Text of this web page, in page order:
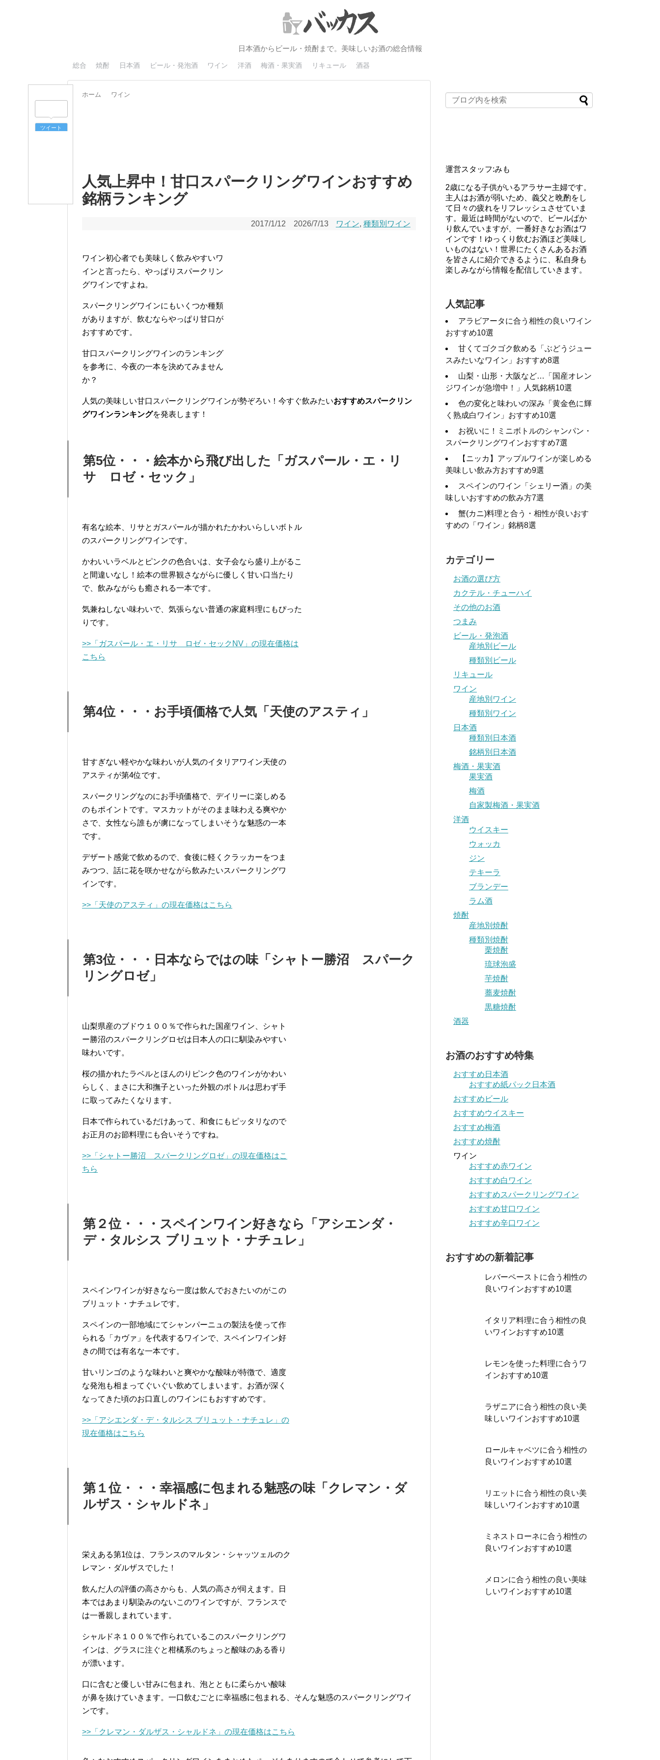
日本酒からビール・焼酎まで。美味しいお酒の総合情報
総合 焼酎 日本酒 ビール・発泡酒 ワイン 洋酒 梅酒・果実酒 リキュール 酒器
ホーム ワイン
ツイート
人気上昇中！甘口スパークリングワインおすすめ
銘柄ランキング
2017/1/12 2026/7/13 ワイン, 種類別ワイン
ワイン初心者でも美味しく飲みやすいワ
インと言ったら、やっぱりスパークリン
グワインですよね。
スパークリングワインにもいくつか種類
がありますが、飲むならやっぱり甘口が
おすすめです。
甘口スパークリングワインのランキング
を参考に、今夜の一本を決めてみません
か？
人気の美味しい甘口スパークリングワインが勢ぞろい！今すぐ飲みたいおすすめスパークリン
グワインランキングを発表します！
第5位・・・絵本から飛び出した「ガスパール・エ・リ
サ ロゼ・セック」
有名な絵本、リサとガスパールが描かれたかわいらしいボトル
のスパークリングワインです。
かわいいラベルとピンクの色合いは、女子会なら盛り上がるこ
と間違いなし！絵本の世界観さながらに優しく甘い口当たり
で、飲みながらも癒される一本です。
気兼ねしない味わいで、気張らない普通の家庭料理にもぴった
りです。
>>「ガスパール・エ・リサ ロゼ・セックNV」の現在価格は
こちら
第4位・・・お手頃価格で人気「天使のアスティ」
甘すぎない軽やかな味わいが人気のイタリアワイン天使の
アスティが第4位です。
スパークリングなのにお手頃価格で、デイリーに楽しめる
のもポイントです。マスカットがそのまま味わえる爽やか
さで、女性なら誰もが虜になってしまいそうな魅惑の一本
です。
デザート感覚で飲めるので、食後に軽くクラッカーをつま
みつつ、話に花を咲かせながら飲みたいスパークリングワ
インです。
>>「天使のアスティ」の現在価格はこちら
第3位・・・日本ならではの味「シャトー勝沼 スパーク
リングロゼ」
山梨県産のブドウ１００％で作られた国産ワイン、シャト
ー勝沼のスパークリングロゼは日本人の口に馴染みやすい
味わいです。
桜の描かれたラベルとほんのりピンク色のワインがかわい
らしく、まさに大和撫子といった外観のボトルは思わず手
に取ってみたくなります。
日本で作られているだけあって、和食にもピッタリなので
お正月のお節料理にも合いそうですね。
>>「シャトー勝沼 スパークリングロゼ」の現在価格はこ
ちら
第２位・・・スペインワイン好きなら「アシエンダ・
デ・タルシス ブリュット・ナチュレ」
スペインワインが好きなら一度は飲んでおきたいのがこの
ブリュット・ナチュレです。
スペインの一部地域にてシャンパーニュの製法を使って作
られる「カヴァ」を代表するワインで、スペインワイン好
きの間では有名な一本です。
甘いリンゴのような味わいと爽やかな酸味が特徴で、適度
な発泡も相まってぐいぐい飲めてしまいます。お酒が深く
なってきた頃のお口直しのワインにもおすすめです。
>>「アシエンダ・デ・タルシス ブリュット・ナチュレ」の
現在価格はこちら
第１位・・・幸福感に包まれる魅惑の味「クレマン・ダ
ルザス・シャルドネ」
栄えある第1位は、フランスのマルタン・シャッツェルのク
レマン・ダルザスでした！
飲んだ人の評価の高さからも、人気の高さが伺えます。日
本ではあまり馴染みのないこのワインですが、フランスで
は一番親しまれています。
シャルドネ１００％で作られているこのスパークリングワ
インは、グラスに注ぐと柑橘系のちょっと酸味のある香り
が漂います。
口に含むと優しい甘みに包まれ、泡とともに柔らかい酸味
が鼻を抜けていきます。一口飲むごとに幸福感に包まれる、そんな魅惑のスパークリングワイ
ンです。
>>「クレマン・ダルザス・シャルドネ」の現在価格はこちら
運営スタッフ:みも
2歳になる子供がいるアラサー主婦です。
主人はお酒が弱いため、義父と晩酌をし
て日々の疲れをリフレッシュさせていま
す。最近は時間がないので、ビールばか
り飲んでいますが、一番好きなお酒はワ
インです！ゆっくり飲むお酒ほど美味し
いものはない！世界にたくさんあるお酒
を皆さんに紹介できるように、私自身も
楽しみながら情報を配信していきます。
人気記事
アラビアータに合う相性の良いワイン
おすすめ10選
甘くてゴクゴク飲める「ぶどうジュー
スみたいなワイン」おすすめ8選
山梨・山形・大阪など…「国産オレン
ジワインが急増中！」人気銘柄10選
色の変化と味わいの深み「黄金色に輝
く熟成白ワイン」おすすめ10選
お祝いに！ミニボトルのシャンパン・
スパークリングワインおすすめ7選
【ニッカ】アップルワインが楽しめる
美味しい飲み方おすすめ9選
スペインのワイン「シェリー酒」の美
味しいおすすめの飲み方7選
蟹(カニ)料理と合う・相性が良いおす
すめの「ワイン」銘柄8選
カテゴリー
お酒の選び方
カクテル・チューハイ
その他のお酒
つまみ
ビール・発泡酒
産地別ビール
種類別ビール
リキュール
ワイン
産地別ワイン
種類別ワイン
日本酒
種類別日本酒
銘柄別日本酒
梅酒・果実酒
果実酒
梅酒
自家製梅酒・果実酒
洋酒
ウイスキー
ウォッカ
ジン
テキーラ
ブランデー
ラム酒
焼酎
産地別焼酎
種類別焼酎
栗焼酎
琉球泡盛
芋焼酎
蕎麦焼酎
黒糖焼酎
酒器
お酒のおすすめ特集
おすすめ日本酒
おすすめ紙パック日本酒
おすすめビール
おすすめウイスキー
おすすめ梅酒
おすすめ焼酎
ワイン
おすすめ赤ワイン
おすすめ白ワイン
おすすめスパークリングワイン
おすすめ甘口ワイン
おすすめ辛口ワイン
おすすめの新着記事
レバーペーストに合う相性の
良いワインおすすめ10選
イタリア料理に合う相性の良
いワインおすすめ10選
レモンを使った料理に合うワ
インおすすめ10選
ラザニアに合う相性の良い美
味しいワインおすすめ10選
ロールキャベツに合う相性の
良いワインおすすめ10選
リエットに合う相性の良い美
味しいワインおすすめ10選
ミネストローネに合う相性の
良いワインおすすめ10選
メロンに合う相性の良い美味
しいワインおすすめ10選